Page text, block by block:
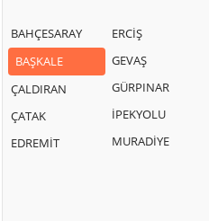
BAHÇESARAY
BAŞKALE
ÇALDIRAN
ÇATAK
EDREMİT
ERCİŞ
GEVAŞ
GÜRPINAR
İPEKYOLU
MURADİYE